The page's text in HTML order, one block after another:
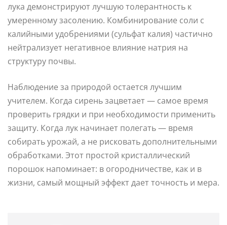
лука демонстрируют лучшую толерантность к
умеренному засолению. Комбинирование соли с
калийными удобрениями (сульфат калия) частично
нейтрализует негативное влияние натрия на
структуру почвы.
Наблюдение за природой остается лучшим
учителем. Когда сирень зацветает — самое время
проверить грядки и при необходимости применить
защиту. Когда лук начинает полегать — время
собирать урожай, а не рисковать дополнительными
обработками. Этот простой кристаллический
порошок напоминает: в огородничестве, как и в
жизни, самый мощный эффект дает точность и мера.